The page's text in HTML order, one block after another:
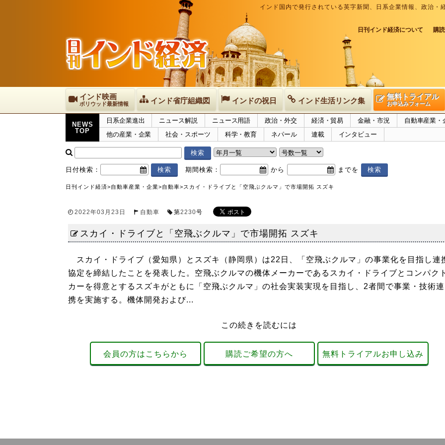
インド国内で発行されている英字新聞、日系企業情報、政治
日刊インド経済について 購
インド映画
ボリウッド最新情報 インド省庁組織図 インドの祝日 インド生活リンク集 無料トライアル
お申込みフォーム
NEWS
TOP
日系企業進出 ニュース解説 ニュース用語 政治・外交 経済・貿易 金融・市況
自動車産業・
他の産業・企業
社会・スポーツ 科学・教育 ネパール 連載 インタビュー
日付検索： 期間検索： から までを
日刊インド経済>自動車産業・企業>自動車>スカイ・ドライブと「空飛ぶクルマ」で市場開拓 スズキ
2022年03月23日 自動車 第2230号
スカイ・ドライブと「空飛ぶクルマ」で市場開拓 スズキ
スカイ・ドライブ（愛知県）とスズキ（静岡県）は22日、「空飛ぶクルマ」の事業化を目指し連
協定を締結したことを発表した。空飛ぶクルマの機体メーカーであるスカイ・ドライブとコンパクト
カーを得意とするスズキがともに「空飛ぶクルマ」の社会実装実現を目指し、2者間で事業・技術連
携を実施する。機体開発および...
この続きを読むには
会員の方はこちらから 購読ご希望の方へ 無料トライアルお申し込み